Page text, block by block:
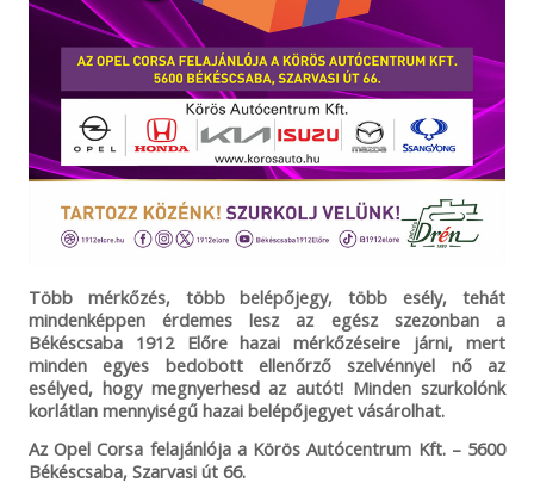
Több mérkőzés, több belépőjegy, több esély, tehát
mindenképpen érdemes lesz az egész szezonban a
Békéscsaba 1912 Előre hazai mérkőzéseire járni, mert
minden egyes bedobott ellenőrző szelvénnyel nő az
esélyed, hogy megnyerhesd az autót! Minden szurkolónk
korlátlan mennyiségű hazai belépőjegyet vásárolhat.
Az Opel Corsa felajánlója a Körös Autócentrum Kft. – 5600
Békéscsaba, Szarvasi út 66.